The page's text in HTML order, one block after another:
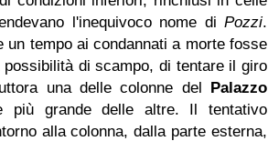
l'inequivoco nome di Pozzi.
un tempo ai condannati a morte fosse
di scampo, di tentare il giro
una delle colonne del Palazzo
più grande delle altre. Il tentativo
alla colonna, dalla parte esterna,